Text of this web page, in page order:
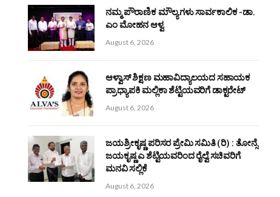
ನಮ್ಮ ಪೌರಾಣಿಕ ಮೌಲ್ಯಗಳು ಸಾರ್ವಕಾಲಿಕ -ಡಾ.
ಎಂ ಮೋಹನ ಆಳ್ವ
August 6, 2026
ಆಳ್ವಾಸ್ ಶಿಕ್ಷಣ ಮಹಾವಿದ್ಯಾಲಯದ ಸಹಾಯಕ
ಪ್ರಾಧ್ಯಾಪಕಿ ಮಲ್ಲಿಕಾ ಶೆಟ್ಟಿಯವರಿಗೆ ಡಾಕ್ಟರೇಟ್
August 6, 2026
ಜಯಶ್ರೀಕೃಷ್ಣ ಪರಿಸರ ಪ್ರೇಮಿ ಸಮಿತಿ (ರಿ) : ತೋನ್ಸೆ
ಜಯಕೃಷ್ಣ ಎ ಶೆಟ್ಟಿಯವರಿಂದ ರೈಲ್ವೆ ಸಚಿವರಿಗೆ
ಮನವಿ ಸಲ್ಲಿಕೆ
August 6, 2026